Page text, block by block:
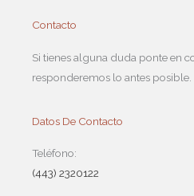
Contacto
Si tienes alguna duda ponte en
responderemos lo antes posible.
Datos De Contacto
Teléfono:
(443) 2320122